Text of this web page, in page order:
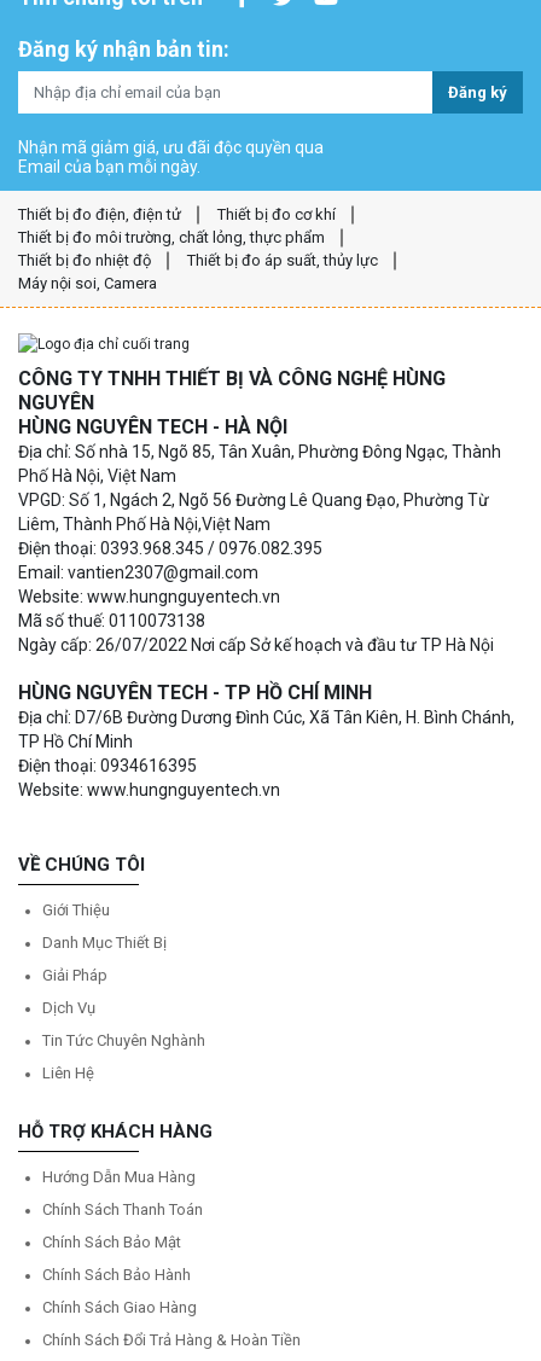
Đăng ký nhận bản tin:
Đăng ký
Nhận mã giảm giá, ưu đãi độc quyền qua
Email của bạn mỗi ngày.
Thiết bị đo điện, điện tử
Thiết bị đo cơ khí
Thiết bị đo môi trường, chất lỏng, thực phẩm
Thiết bị đo nhiệt độ
Thiết bị đo áp suất, thủy lực
Máy nội soi, Camera
CÔNG TY TNHH THIẾT BỊ VÀ CÔNG NGHỆ HÙNG
NGUYÊN
HÙNG NGUYÊN TECH - HÀ NỘI
Địa chỉ: Số nhà 15, Ngõ 85, Tân Xuân, Phường Đông Ngạc, Thành
Phố Hà Nội, Việt Nam
VPGD: Số 1, Ngách 2, Ngõ 56 Đường Lê Quang Đạo, Phường Từ
Liêm, Thành Phố Hà Nội,Việt Nam
Điện thoại: 0393.968.345 / 0976.082.395
Email: vantien2307@gmail.com
Website: www.hungnguyentech.vn
Mã số thuế: 0110073138
Ngày cấp: 26/07/2022 Nơi cấp Sở kế hoạch và đầu tư TP Hà Nội
HÙNG NGUYÊN TECH - TP HỒ CHÍ MINH
Địa chỉ: D7/6B Đường Dương Đình Cúc, Xã Tân Kiên, H. Bình Chánh,
TP Hồ Chí Minh
Điện thoại: 0934616395
Website: www.hungnguyentech.vn
VỀ CHÚNG TÔI
Giới Thiệu
Danh Mục Thiết Bị
Giải Pháp
Dịch Vụ
Tin Tức Chuyên Nghành
Liên Hệ
HỖ TRỢ KHÁCH HÀNG
Hướng Dẫn Mua Hàng
Chính Sách Thanh Toán
Chính Sách Bảo Mật
Chính Sách Bảo Hành
Chính Sách Giao Hàng
Chính Sách Đổi Trả Hàng & Hoàn Tiền